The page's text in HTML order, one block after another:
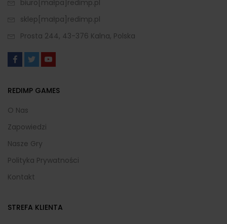
biuro[małpa]redimp.pl
sklep[małpa]redimp.pl
Prosta 244, 43-376 Kalna, Polska
REDIMP GAMES
O Nas
Zapowiedzi
Nasze Gry
Polityka Prywatności
Kontakt
STREFA KLIENTA